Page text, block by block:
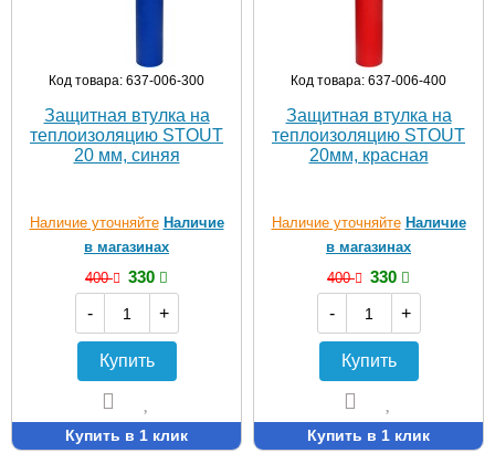
Код товара: 637-006-300
Защитная втулка на
теплоизоляцию STOUT
20 мм, синяя
Наличие уточняйте Наличие
в магазинах
400
330
-
+
Купить
Купить в 1 клик
Код товара: 637-006-400
Защитная втулка на
теплоизоляцию STOUT
20мм, красная
Наличие уточняйте Наличие
в магазинах
400
330
-
+
Купить
Купить в 1 клик